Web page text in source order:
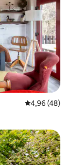
Średnia
4,96 (48)